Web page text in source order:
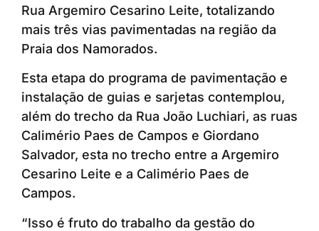
Rua Argemiro Cesarino Leite, totalizando
mais três vias pavimentadas na região da
Praia dos Namorados.
Esta etapa do programa de pavimentação e
instalação de guias e sarjetas contemplou,
além do trecho da Rua João Luchiari, as ruas
Calimério Paes de Campos e Giordano
Salvador, esta no trecho entre a Argemiro
Cesarino Leite e a Calimério Paes de
Campos.
“Isso é fruto do trabalho da gestão do